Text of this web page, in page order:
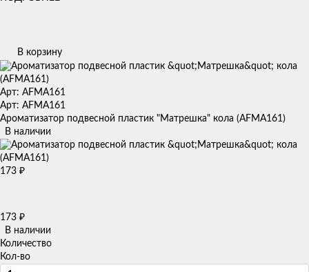
В корзину
Арт: AFMA161
Арт: AFMA161
Ароматизатор подвесной пластик "Матрешка" кола (AFMA161)
В наличии
173 ₽
173 ₽
В наличии
Количество
Кол-во